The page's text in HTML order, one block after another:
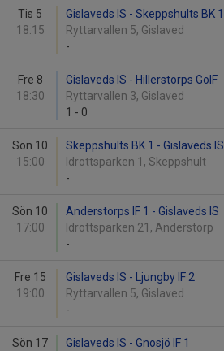
Tis 5
18:15
Gislaveds IS - Skeppshults BK 1
Ryttarvallen 5, Gislaved
-
Fre 8
18:30
Gislaveds IS - Hillerstorps GoIF
Ryttarvallen 3, Gislaved
1 - 0
Sön 10
15:00
Skeppshults BK 1 - Gislaveds IS
Idrottsparken 1, Skeppshult
-
Sön 10
17:00
Anderstorps IF 1 - Gislaveds IS
Idrottsparken 21, Anderstorp
-
Fre 15
19:00
Gislaveds IS - Ljungby IF 2
Ryttarvallen 5, Gislaved
-
Sön 17
Gislaveds IS - Gnosjö IF 1